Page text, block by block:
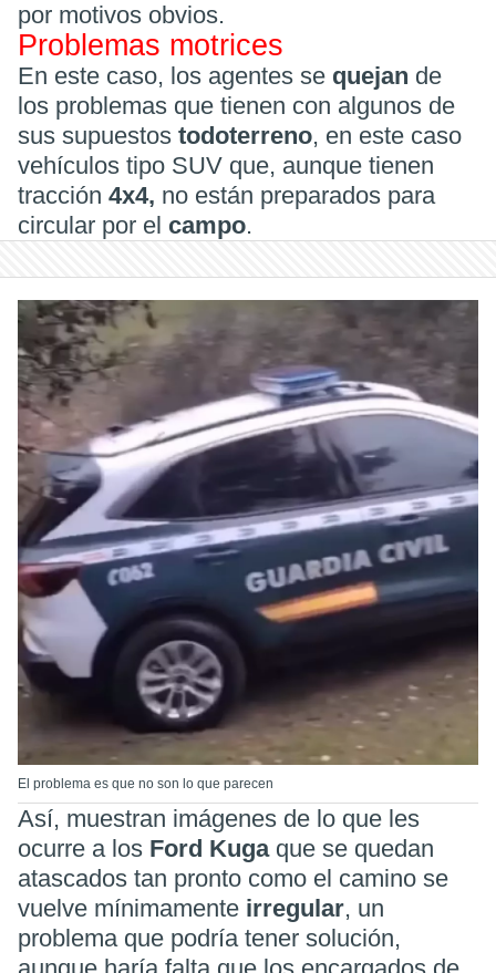
por motivos obvios.
Problemas motrices
En este caso, los agentes se quejan de
los problemas que tienen con algunos de
sus supuestos todoterreno, en este caso
vehículos tipo SUV que, aunque tienen
tracción 4x4, no están preparados para
circular por el campo.
El problema es que no son lo que parecen
Así, muestran imágenes de lo que les
ocurre a los Ford Kugaque se quedan
atascados tan pronto como el camino se
vuelve mínimamente irregular, un
problema que podría tener solución,